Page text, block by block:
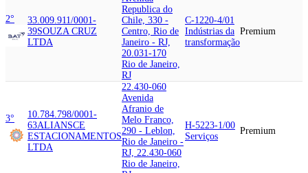
2°
33.009.911/0001-
39SOUZA CRUZ
LTDA
Republica do
Chile, 330 -
Centro, Rio de
Janeiro - RJ,
20.031-170
Rio de Janeiro,
RJ
C-1220-4/01
Indústrias da
transformação
Premium
3°
10.784.798/0001-
63ALIANSCE
ESTACIONAMENTOS
LTDA
22.430-060
Avenida
Afranio de
Melo Franco,
290 - Leblon,
Rio de Janeiro -
RJ, 22.430-060
Rio de Janeiro,
H-5223-1/00
Serviços
Premium